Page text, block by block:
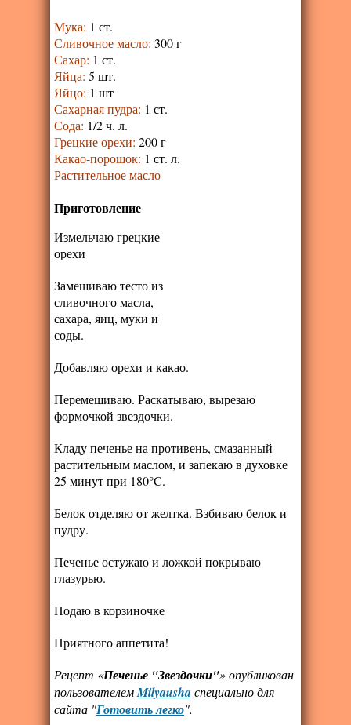
Мука: 1 ст.
Сливочное масло: 300 г
Сахар: 1 ст.
Яйца: 5 шт.
Яйцо: 1 шт
Сахарная пудра: 1 ст.
Сода: 1/2 ч. л.
Грецкие орехи: 200 г
Какао-порошок: 1 ст. л.
Растительное масло
Приготовление
Измельчаю грецкие
орехи
Замешиваю тесто из
сливочного масла,
сахара, яиц, муки и
соды.
Добавляю орехи и какао.
Перемешиваю. Раскатываю, вырезаю
формочкой звездочки.
Кладу печенье на противень, смазанный
растительным маслом, и запекаю в духовке
25 минут при 180°C.
Белок отделяю от желтка. Взбиваю белок и
пудру.
Печенье остужаю и ложкой покрываю
глазурью.
Подаю в корзиночке
Приятного аппетита!
Рецепт «Печенье "Звездочки"» опубликован
пользователемMilyaushaспециально для
сайта "Готовить легко".